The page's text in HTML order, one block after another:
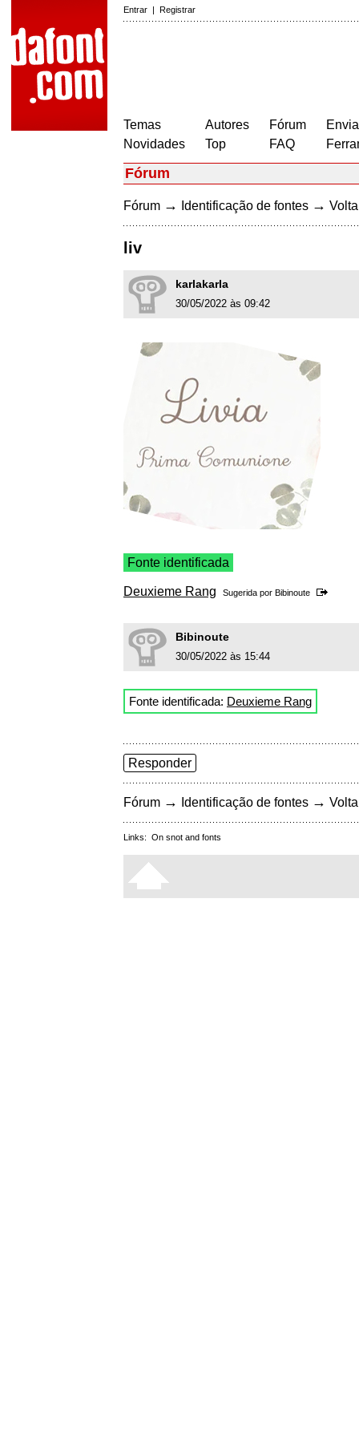
Entrar | Registrar
Temas
Novidades
Autores
Top
Fórum
FAQ
Fórum
Fórum → Identificação de fontes →
liv
karlakarla
30/05/2022 às 09:42
Fonte identificada
Deuxieme Rang Sugerida por Bibinoute
Bibinoute
30/05/2022 às 15:44
Fonte identificada: Deuxieme Rang
Responder
Fórum → Identificação de fontes →
Links: On snot and fonts